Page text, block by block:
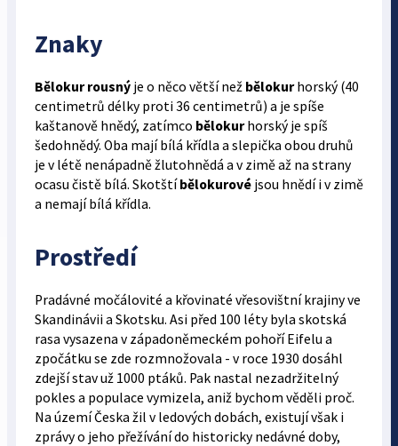
Znaky
Bělokur rousnýje o něco větší než bělokurhorský (40
centimetrů délky proti 36 centimetrů) a je spíše
kaštanově hnědý, zatímco bělokurhorský je spíš
šedohnědý. Oba mají bílá křídla a slepička obou druhů
je v létě nenápadně žlutohnědá a v zimě až na strany
ocasu čistě bílá. Skotštíbělokurovéjsou hnědí i v zimě
a nemají bílá křídla.
Prostředí
Pradávné močálovité a křovinaté vřesovištní krajiny ve
Skandinávii a Skotsku. Asi před 100 léty byla skotská
rasa vysazena v západoněmeckém pohoří Eifelu a
zpočátku se zde rozmnožovala - v roce 1930 dosáhl
zdejší stav už 1000 ptáků. Pak nastal nezadržitelný
pokles a populace vymizela, aniž bychom věděli proč.
Na území Česka žil v ledových dobách, existují však i
zprávy o jeho přežívání do historicky nedávné doby,